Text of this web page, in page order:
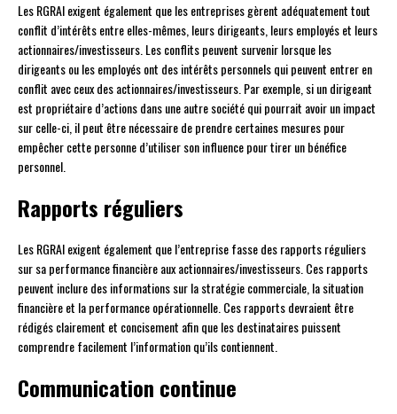
Les RGRAI exigent également que les entreprises gèrent adéquatement tout
conflit d’intérêts entre elles-mêmes, leurs dirigeants, leurs employés et leurs
actionnaires/investisseurs. Les conflits peuvent survenir lorsque les
dirigeants ou les employés ont des intérêts personnels qui peuvent entrer en
conflit avec ceux des actionnaires/investisseurs. Par exemple, si un dirigeant
est propriétaire d’actions dans une autre société qui pourrait avoir un impact
sur celle-ci, il peut être nécessaire de prendre certaines mesures pour
empêcher cette personne d’utiliser son influence pour tirer un bénéfice
personnel.
Rapports réguliers
Les RGRAI exigent également que l’entreprise fasse des rapports réguliers
sur sa performance financière aux actionnaires/investisseurs. Ces rapports
peuvent inclure des informations sur la stratégie commerciale, la situation
financière et la performance opérationnelle. Ces rapports devraient être
rédigés clairement et concisement afin que les destinataires puissent
comprendre facilement l’information qu’ils contiennent.
Communication continue